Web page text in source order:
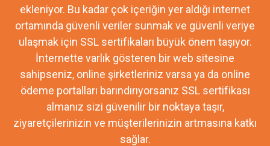
ekleniyor. Bu kadar çok içeriğin yer aldığı internet
ortamında güvenli veriler sunmak ve güvenli veriye
ulaşmak için SSL sertifikaları büyük önem taşıyor.
İnternette varlık gösteren bir web sitesine
sahipseniz, online şirketleriniz varsa ya da online
ödeme portalları barındırıyorsanız SSL sertifikası
almanız sizi güvenilir bir noktaya taşır,
ziyaretçilerinizin ve müşterilerinizin artmasına katkı
sağlar.